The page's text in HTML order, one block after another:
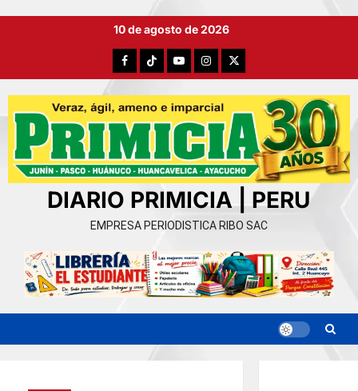
10 de agosto de 2026
FacebookTikTokYouTubeInstagram
X
DIARIO PRIMICIA | PERU
EMPRESA PERIODISTICA RIBO SAC